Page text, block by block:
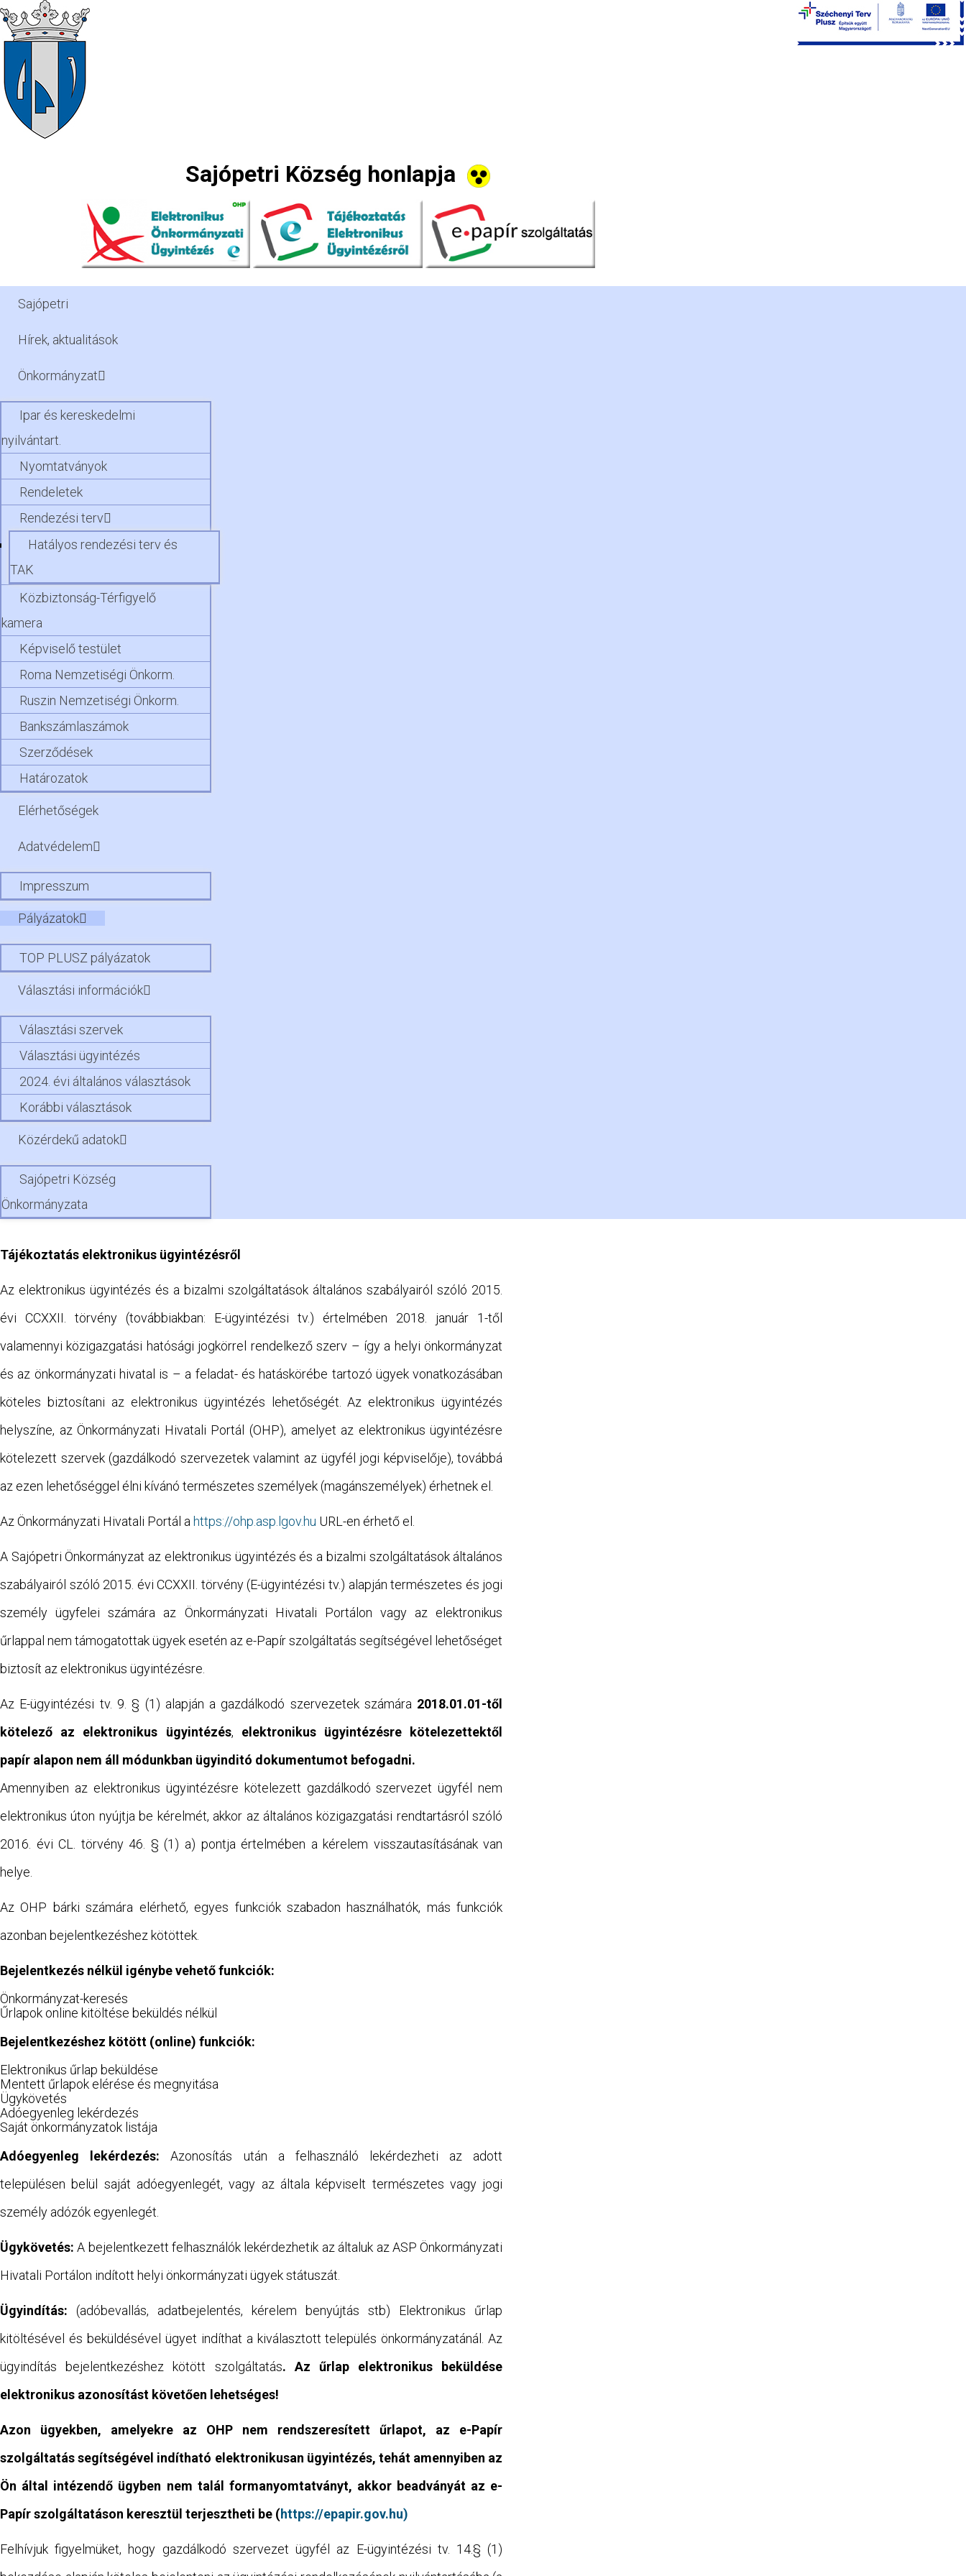
Sajópetri Község honlapja
Sajópetri
Hírek, aktualitások
Önkormányzat
Ipar és kereskedelmi
nyilvántart.
Nyomtatványok
Rendeletek
Rendezési terv
Hatályos rendezési terv és
TAK
Közbiztonság-Térfigyelő
kamera
Képviselő testület
Roma Nemzetiségi Önkorm.
Ruszin Nemzetiségi Önkorm.
Bankszámlaszámok
Szerződések
Határozatok
Elérhetőségek
Adatvédelem
Impresszum
Pályázatok
TOP PLUSZ pályázatok
Választási információk
Választási szervek
Választási ügyintézés
2024. évi általános választások
Korábbi választások
Közérdekű adatok
Sajópetri Község
Önkormányzata
Tájékoztatás elektronikus ügyintézésről
Az elektronikus ügyintézés és a bizalmi szolgáltatások általános szabályairól szóló 2015.
évi CCXXII. törvény (továbbiakban: E-ügyintézési tv.) értelmében 2018. január 1-től
valamennyi közigazgatási hatósági jogkörrel rendelkező szerv – így a helyi önkormányzat
és az önkormányzati hivatal is – a feladat- és hatáskörébe tartozó ügyek vonatkozásában
köteles biztosítani az elektronikus ügyintézés lehetőségét. Az elektronikus ügyintézés
helyszíne, az Önkormányzati Hivatali Portál (OHP), amelyet az elektronikus ügyintézésre
kötelezett szervek (gazdálkodó szervezetek valamint az ügyfél jogi képviselője), továbbá
az ezen lehetőséggel élni kívánó természetes személyek (magánszemélyek) érhetnek el.
Az Önkormányzati Hivatali Portál a https://ohp.asp.lgov.hu URL-en érhető el.
A Sajópetri Önkormányzat az elektronikus ügyintézés és a bizalmi szolgáltatások általános
szabályairól szóló 2015. évi CCXXII. törvény (E-ügyintézési tv.) alapján természetes és jogi
személy ügyfelei számára az Önkormányzati Hivatali Portálon vagy az elektronikus
űrlappal nem támogatottak ügyek esetén az e-Papír szolgáltatás segítségével lehetőséget
biztosít az elektronikus ügyintézésre.
Az E-ügyintézési tv. 9. § (1) alapján a gazdálkodó szervezetek számára 2018.01.01-től
kötelező az elektronikus ügyintézés, elektronikus ügyintézésre kötelezettektől
papír alapon nem áll módunkban ügyinditó dokumentumot befogadni.
Amennyiben az elektronikus ügyintézésre kötelezett gazdálkodó szervezet ügyfél nem
elektronikus úton nyújtja be kérelmét, akkor az általános közigazgatási rendtartásról szóló
2016. évi CL. törvény 46. § (1) a) pontja értelmében a kérelem visszautasításának van
helye.
Az OHP bárki számára elérhető, egyes funkciók szabadon használhatók, más funkciók
azonban bejelentkezéshez kötöttek.
Bejelentkezés nélkül igénybe vehető funkciók:
Önkormányzat-keresés
Űrlapok online kitöltése beküldés nélkül
Bejelentkezéshez kötött (online) funkciók:
Elektronikus űrlap beküldése
Mentett űrlapok elérése és megnyitása
Ügykövetés
Adóegyenleg lekérdezés
Saját önkormányzatok listája
Adóegyenleg lekérdezés: Azonosítás után a felhasználó lekérdezheti az adott
településen belül saját adóegyenlegét, vagy az általa képviselt természetes vagy jogi
személy adózók egyenlegét.
Ügykövetés: A bejelentkezett felhasználók lekérdezhetik az általuk az ASP Önkormányzati
Hivatali Portálon indított helyi önkormányzati ügyek státuszát.
Ügyindítás: (adóbevallás, adatbejelentés, kérelem benyújtás stb) Elektronikus űrlap
kitöltésével és beküldésével ügyet indíthat a kiválasztott település önkormányzatánál. Az
ügyindítás bejelentkezéshez kötött szolgáltatás. Az űrlap elektronikus beküldése
elektronikus azonosítást követően lehetséges!
Azon ügyekben, amelyekre az OHP nem rendszeresített űrlapot, az e-Papír
szolgáltatás segítségével indítható elektronikusan ügyintézés, tehát amennyiben az
Ön által intézendő ügyben nem talál formanyomtatványt, akkor beadványát az e-
Papír szolgáltatáson keresztül terjesztheti be (https://epapir.gov.hu)
Felhívjuk figyelmüket, hogy gazdálkodó szervezet ügyfél az E-ügyintézési tv. 14.§ (1)